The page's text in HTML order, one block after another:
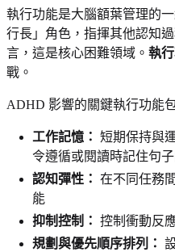
執行功能是大腦額葉管理的
行長」角色，指揮其他認知
言，這是核心困難領域。 執
戰。
ADHD 影響的關鍵執行功能包
工作記憶： 短期保持與
令遵循或閱讀時記住句
認知彈性： 在不同任務
能
抑制控制： 控制衝動反
規劃與優先順序排列：